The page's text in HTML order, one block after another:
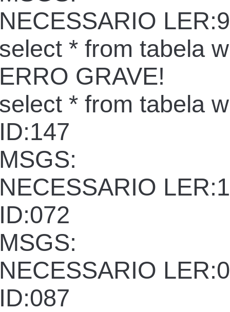
* from tabela
GRAVE!
* from tabela